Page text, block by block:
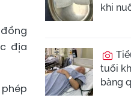
địa
khi
tuổi
bàng